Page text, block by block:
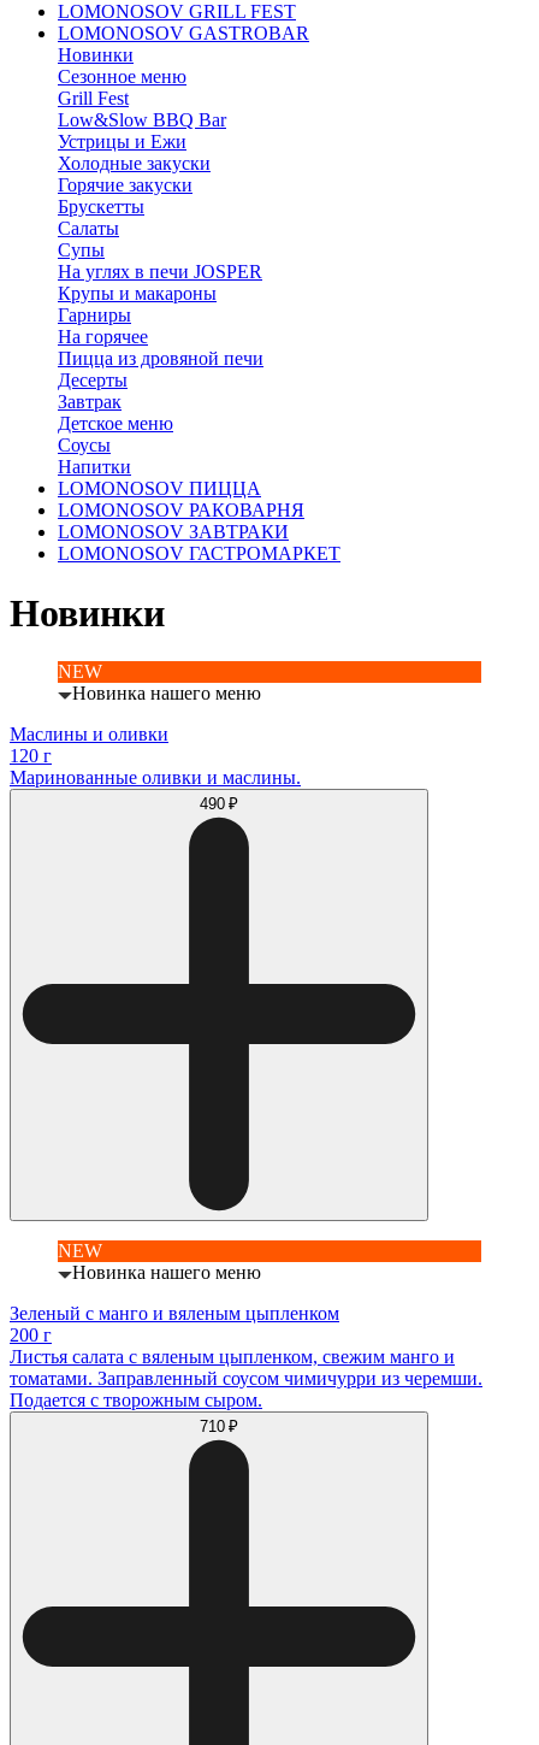
LOMONOSOV GRILL FEST
LOMONOSOV GASTROBAR
Новинки
Сезонное меню
Grill Fest
Low&Slow BBQ Bar
Устрицы и Ежи
Холодные закуски
Горячие закуски
Брускетты
Салаты
Супы
На углях в печи JOSPER
Крупы и макароны
Гарниры
На горячее
Пицца из дровяной печи
Десерты
Завтрак
Детское меню
Соусы
Напитки
LOMONOSOV ПИЦЦА
LOMONOSOV РАКОВАРНЯ
LOMONOSOV ЗАВТРАКИ
LOMONOSOV ГАСТРОМАРКЕТ
Новинки
NEW
Новинка нашего меню
Маслины и оливки
120 г
Маринованные оливки и маслины.
490 ₽
NEW
Новинка нашего меню
Зеленый с манго и вяленым цыпленком
200 г
Листья салата с вяленым цыпленком, свежим манго и
томатами. Заправленный соусом чимичурри из черемши.
Подается с творожным сыром.
710 ₽